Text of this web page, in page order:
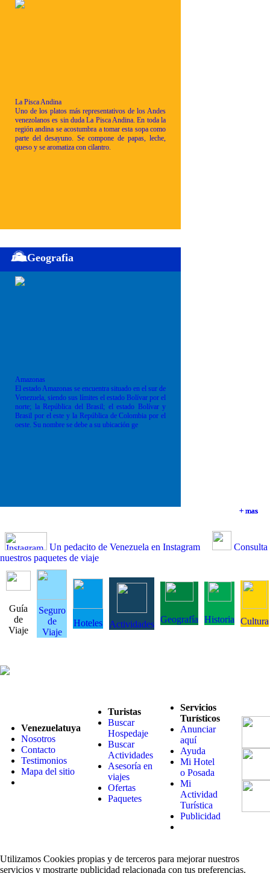
+ mas
+ mas
La Pisca Andina
Uno de los platos más representativos de los Andes
venezolanos es sin duda La Pisca Andina. En toda la
región andina se acostumbra a tomar esta sopa como
parte del desayuno. Se compone de papas, leche,
queso y se aromatiza con cilantro.
+ mas
Geografia
Amazonas
El estado Amazonas se encuentra situado en el sur de
Venezuela, siendo sus límites el estado Bolívar por el
norte; la República del Brasil; el estado Bolívar y
Brasil por el este y la República de Colombia por el
oeste. Su nombre se debe a su ubicación ge
+ mas
Un pedacito de Venezuela en Instagram
Consulta
nuestros paquetes de viaje
Guía
de
Viaje
Seguro
de
Viaje
Hoteles Actividades Geografía Historia Cultura
Venezuelatuya
Nosotros
Contacto
Testimonios
Mapa del sitio
Turistas
Buscar
Hospedaje
Buscar
Actividades
Asesoría en
viajes
Ofertas
Paquetes
Servicios
Turísticos
Anunciar
aquí
Ayuda
Mi Hotel
o Posada
Mi
Actividad
Turística
Publicidad
Utilizamos Cookies propias y de terceros para mejorar nuestros
servicios y mostrarte publicidad relacionada con tus preferencias.